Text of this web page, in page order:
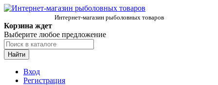
Интернет-магазин рыболовных товаров
Корзина ждет
Выберите любое предложение
Найти
Вход
Регистрация